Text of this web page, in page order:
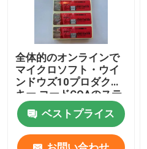
全体的のオンラインで
マイクロソフト・ウイ
ンドウズ10プロダクト
キー コードCOAのステ
ッカーの活発化
ベストプライス